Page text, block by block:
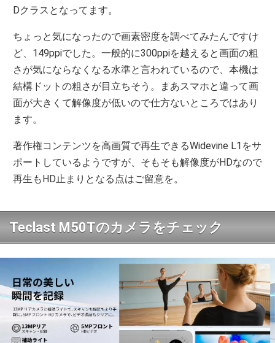
Dクラスとなってます。
ちょっと気になったので画素密度を調べてみたんですけ
ど、149ppiでした。一般的に300ppiを越えると画面の粗
さが気にならなくなる水準と言われているので、本機は
結構ドットの粗さが目立ちそう。まあスマホと違って画
面が大きくて解像度が低いので仕方ないところではあり
ます。
著作権コンテンツを高画質で再生できるWidevine L1をサ
ポートしているようですが、そもそも解像度がHDなので
再生もHD止まりとなる点はご留意を。
Teclast M50Tのカメラをチェック